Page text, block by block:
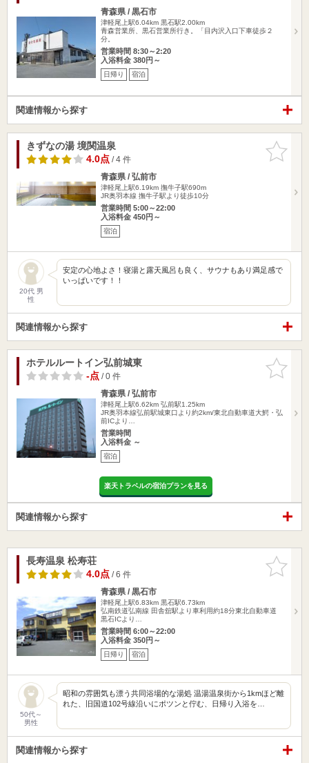
青森県 / 黒石市
津軽尾上駅6.04km 黒石駅2.00km
青森営業所、黒石営業所行き。「目内沢入口下車徒歩２
分。
営業時間 8:30～2:20
入浴料金 380円～
日帰り 宿泊
関連情報から探す
お気に入
りに追加
きずなの湯 境関温泉
4.0点/ 4 件
青森県 / 弘前市
津軽尾上駅6.19km 撫牛子駅690m
JR奥羽本線 撫牛子駅より徒歩10分
営業時間 5:00～22:00
入浴料金 450円～
宿泊
20代 男
性
安定の心地よさ！寝湯と露天風呂も良く、サウナもあり満足感で
いっぱいです！！
関連情報から探す
お気に入
りに追加
ホテルルートイン弘前城東
-点/ 0 件
青森県 / 弘前市
津軽尾上駅6.62km 弘前駅1.25km
JR奥羽本線弘前駅城東口より約2km/東北自動車道大鰐・弘
前ICより…
営業時間
入浴料金 ～
宿泊
楽天トラベルの宿泊プランを見る
関連情報から探す
お気に入
りに追加
長寿温泉 松寿荘
4.0点/ 6 件
青森県 / 黒石市
津軽尾上駅6.83km 黒石駅6.73km
弘南鉄道弘南線 田舎舘駅より車利用約18分東北自動車道
黒石ICより…
営業時間 6:00～22:00
入浴料金 350円～
日帰り 宿泊
50代～
男性
昭和の雰囲気も漂う共同浴場的な湯処 温湯温泉街から1kmほど離
れた、旧国道102号線沿いにポツンと佇む、日帰り入浴を…
関連情報から探す